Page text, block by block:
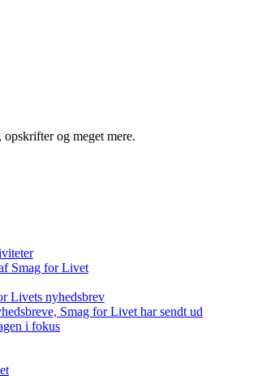
og meget mere.
Smag for Livet
Livets nyhedsbrev
Smag for Livet har sendt ud
i fokus